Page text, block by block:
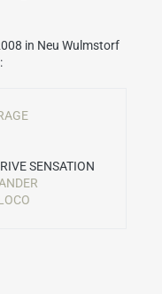
in Neu Wulmstorf
SENSATION